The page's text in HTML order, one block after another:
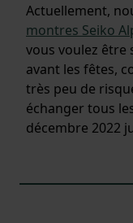
Actuellement,
montres Seiko
vous voulez être
avant les fêtes,
très peu de
échanger tous
décembre 2022